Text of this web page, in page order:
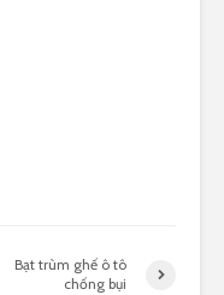
Bạt trùm ghế ô tô
chống bụi